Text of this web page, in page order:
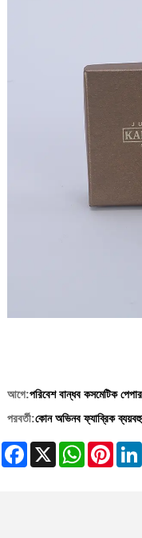
আগে:পরিবেশ বান্ধব কসমেটিক
পরবর্তী:কোন অভিনব ফ্যাব্রিক
Facebook
X WhatsApp